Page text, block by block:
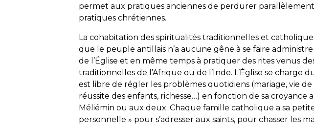
permet aux pratiques anciennes de perdurer
pratiques chrétiennes.
La cohabitation des spiritualités traditionnelles et
que le peuple antillais n’a aucune gêne à se faire
de l’Église et en même temps à pratiquer des rites venus
traditionnelles de l’Afrique ou de l’Inde. L’Église se charge
est libre de régler les problèmes quotidiens (mariage, vie de
réussite des enfants, richesse…) en fonction de sa croyance
Méliémin ou aux deux. Chaque famille catholique a sa
personnelle » pour s’adresser aux saints, pour chasser les